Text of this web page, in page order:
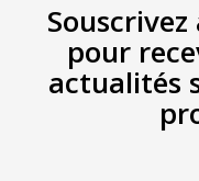
pour
actualités